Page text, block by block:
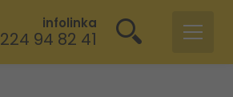
infolinka
224 94 82 41